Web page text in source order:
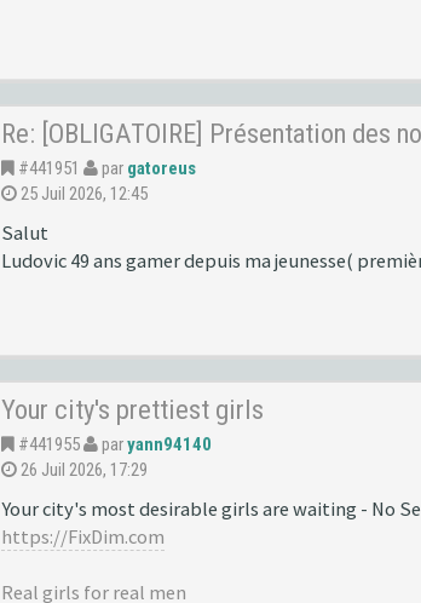
Re: [OBLIGATOIRE] Présentation des
#441951 par gatoreus
25 Juil 2026, 12:45
Salut
Ludovic 49 ans gamer depuis ma jeunesse(
Your city's prettiest girls
#441955 paryann94140
26 Juil 2026, 17:29
Your city's most desirable girls are waiting - No
https://FixDim.com
Real girls for real men